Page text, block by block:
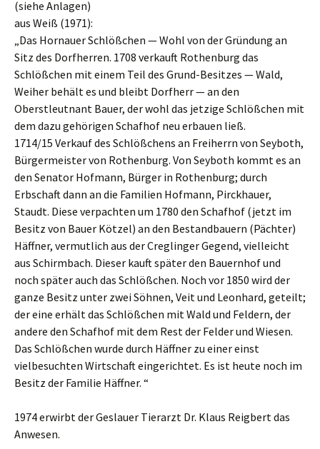
(siehe Anlagen)
aus Weiß (1971):
„Das Hornauer Schlößchen — Wohl von der Gründung an
Sitz des Dorfherren. 1708 verkauft Rothenburg das
Schlößchen mit einem Teil des Grund-Besitzes — Wald,
Weiher behält es und bleibt Dorfherr — an den
Oberstleutnant Bauer, der wohl das jetzige Schlößchen mit
dem dazu gehörigen Schafhof neu erbauen ließ.
1714/15 Verkauf des Schlößchens an Freiherrn von Seyboth,
Bürgermeister von Rothenburg. Von Seyboth kommt es an
den Senator Hofmann, Bürger in Rothenburg; durch
Erbschaft dann an die Familien Hofmann, Pirckhauer,
Staudt. Diese verpachten um 1780 den Schafhof (jetzt im
Besitz von Bauer Kötzel) an den Bestandbauern (Pächter)
Häffner, vermutlich aus der Creglinger Gegend, vielleicht
aus Schirmbach. Dieser kauft später den Bauernhof und
noch später auch das Schlößchen. Noch vor 1850 wird der
ganze Besitz unter zwei Söhnen, Veit und Leonhard, geteilt;
der eine erhält das Schlößchen mit Wald und Feldern, der
andere den Schafhof mit dem Rest der Felder und Wiesen.
Das Schlößchen wurde durch Häffner zu einer einst
vielbesuchten Wirtschaft eingerichtet. Es ist heute noch im
Besitz der Familie Häffner. “
1974 erwirbt der Geslauer Tierarzt Dr. Klaus Reigbert das
Anwesen.